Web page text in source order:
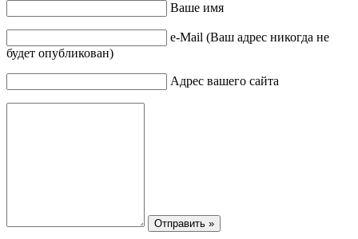
Ваше имя
e-Mail (Ваш адрес никогда не
будет опубликован)
Адрес вашего сайта